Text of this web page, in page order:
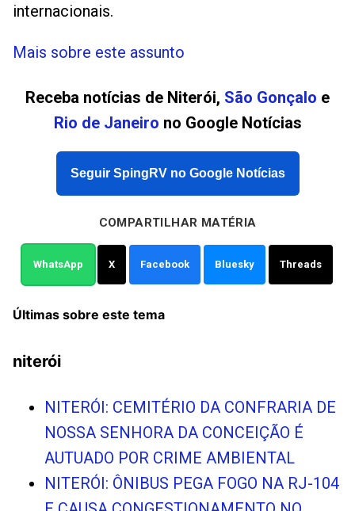
internacionais.
Mais sobre este assunto
Receba notícias de Niterói, São Gonçalo e
Rio de Janeiro no Google Notícias
Seguir SpingRV no Google Notícias
COMPARTILHAR MATÉRIA
WhatsApp X Facebook Bluesky Threads
Últimas sobre este tema
niterói
NITERÓI: CEMITÉRIO DA CONFRARIA DE
NOSSA SENHORA DA CONCEIÇÃO É
AUTUADO POR CRIME AMBIENTAL
NITERÓI: ÔNIBUS PEGA FOGO NA RJ-104